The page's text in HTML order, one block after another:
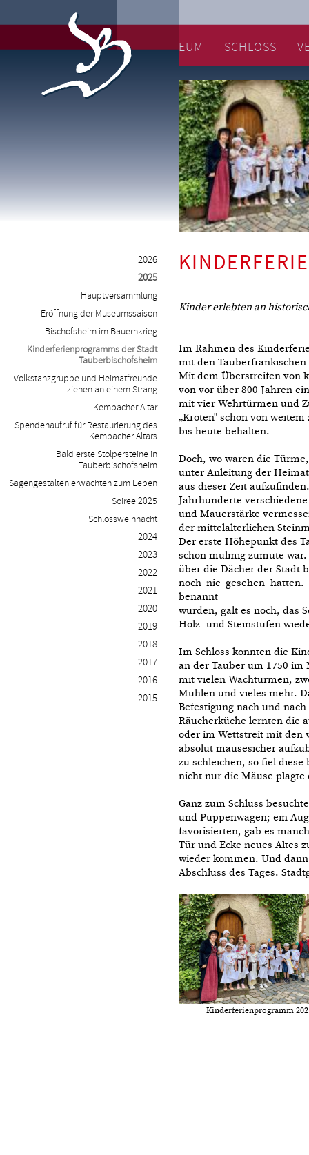
MUSEUM SCHLOSS
2026
2025
Hauptversammlung
Eröffnung der Museumssaison
Bischofsheim im Bauernkrieg
Kinderferienprogramms der Stadt
Tauberbischofsheim
Volkstanzgruppe und Heimatfreunde
ziehen an einem Strang
Kembacher Altar
Spendenaufruf für Restaurierung des
Kembacher Altars
Bald erste Stolpersteine in
Tauberbischofsheim
Sagengestalten erwachten zum Leben
Soiree 2025
Schlossweihnacht
2024
2023
2022
2021
2020
2019
2018
2017
2016
2015
Kinder erlebten an
Im Rahmen des
mit den
Mit dem Überstreifen von
von vor über 800 Jahren
mit vier Wehrtürmen und
„Kröten" schon von
bis heute behalten.
Doch, wo waren die
unter Anleitung der
aus dieser Zeit
Jahrhunderte
und Mauerstärke
der mittelalterlichen
Der erste Höhepunkt des
schon mulmig zumute
über die Dächer der Stadt
noch nie gesehen
benannt
wurden, galt es noch, das
Holz- und Steinstufen
Im Schloss konnten die
an der Tauber um 1750 im
mit vielen Wachtürmen,
Mühlen und vieles mehr.
Befestigung nach und
Räucherküche lernten die
oder im Wettstreit mit den
absolut mäusesicher
zu schleichen, so fiel
nicht nur die Mäuse plagte
Ganz zum Schluss
und Puppenwagen; ein
favorisierten, gab es
Tür und Ecke neues Altes
wieder kommen. Und
Abschluss des Tages.
Kinderferienprogramm